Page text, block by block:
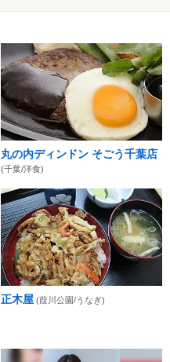
丸の内ディンドン そごう千葉店
(千葉/洋食)
正木屋 (葭川公園/うなぎ)